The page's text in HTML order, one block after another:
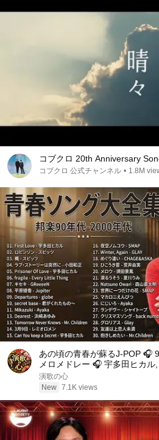
コブクロ 20th Anniversary
コブクロ 公式チャンネル • 1.8M
あの頃の青春が蘇るJ-POP 🎧
メロメドレー 🎧 宇多田ヒカ
ツ, aiko, GReeeeN
演歌の心
New 7.1K views